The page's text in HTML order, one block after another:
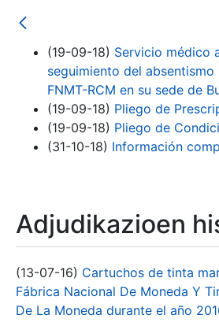
Erakutsi/Ezkutatu
(19-09-18) Servicio médico
seguimiento del
FNMT-RCM en su sede de
(19-09-18) Pliego de
(19-09-18) Pliego de
(31-10-18) Información
Adjudikazioen
(13-07-16) Cartuchos de tinta
Fábrica Nacional De Moneda Y
De La Moneda durante el año